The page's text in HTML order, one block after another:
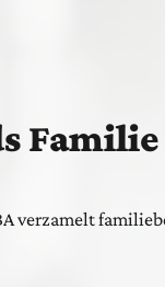
verzamelt